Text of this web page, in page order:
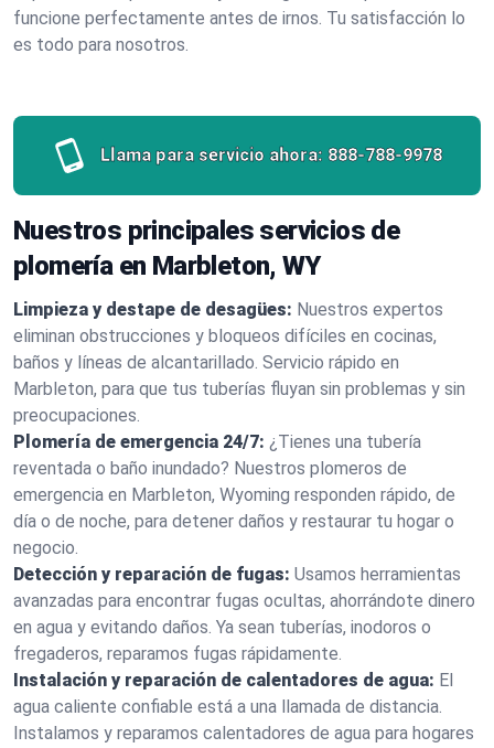
funcione perfectamente antes de irnos. Tu satisfacción lo
es todo para nosotros.
Llama para servicio ahora: 888-788-9978
Nuestros principales servicios de
plomería en Marbleton, WY
Limpieza y destape de desagües: Nuestros expertos
eliminan obstrucciones y bloqueos difíciles en cocinas,
baños y líneas de alcantarillado. Servicio rápido en
Marbleton, para que tus tuberías fluyan sin problemas y sin
preocupaciones.
Plomería de emergencia 24/7: ¿Tienes una tubería
reventada o baño inundado? Nuestros plomeros de
emergencia en Marbleton, Wyoming responden rápido, de
día o de noche, para detener daños y restaurar tu hogar o
negocio.
Detección y reparación de fugas: Usamos herramientas
avanzadas para encontrar fugas ocultas, ahorrándote dinero
en agua y evitando daños. Ya sean tuberías, inodoros o
fregaderos, reparamos fugas rápidamente.
Instalación y reparación de calentadores de agua: El
agua caliente confiable está a una llamada de distancia.
Instalamos y reparamos calentadores de agua para hogares